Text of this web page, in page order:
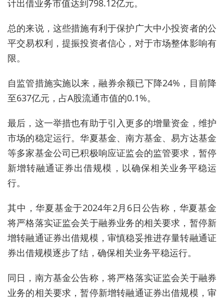
计出借业务市值达到798.12亿元。
总的来说，这些措施有利于保护广大中小投资者的公
平交易权利，提振投资者信心，对于市场整体影响有
限。
自监管措施实施以来，融券余额已下降24%，目前降
至637亿元，占A股流通市值的0.1%。
最后，这一举措也有助于引入更多的增量资金，维护
市场的稳定运行。华夏基金、南方基金、易方达基金
等多家基金公司已积极响应证监会的监管要求，暂停
新增转融通证券出借规模，以确保相关业务平稳运
行。
其中，华夏基金于2024年2月6日公告称，华夏基金
将严格落实证监会关于融券业务的相关要求，暂停新
增转融通证券出借规模，审慎稳妥推进存量转融通证
券出借规模逐步了结，确保相关业务平稳运行。
同日，南方基金公告称，将严格落实证监会关于融券
业务的相关要求，暂停新增转融通证券出借规模，审